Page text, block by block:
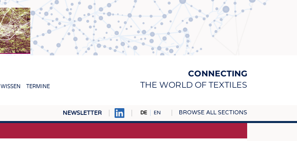
CONNECTING
THE WORLD OF TEXTILES
WISSEN TERMINE
NEWSLETTER DE EN BROWSE ALL SECTIONS